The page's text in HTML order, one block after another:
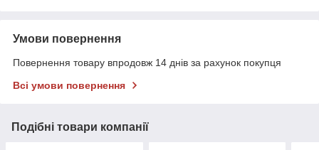
Умови повернення
Повернення товару впродовж 14 днів за рахунок покупця
Всі умови повернення
Подібні товари компанії